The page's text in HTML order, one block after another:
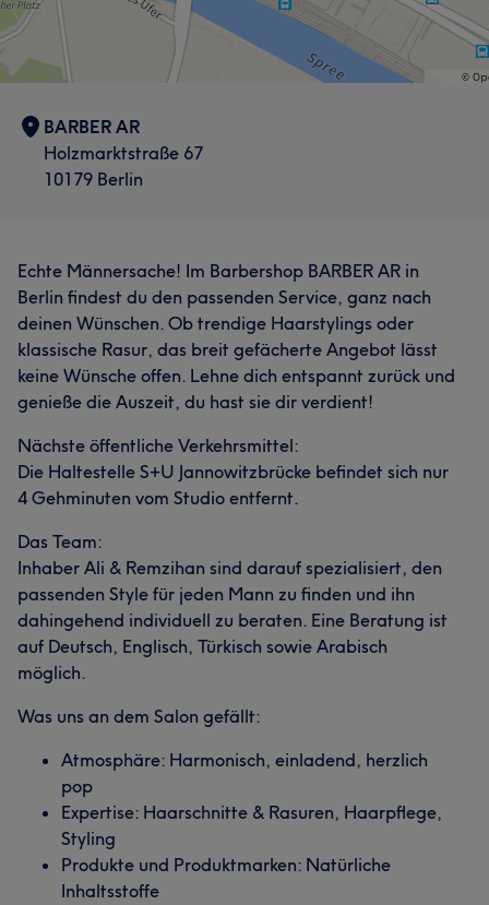
BARBER AR
Holzmarktstraße 67
10179 Berlin
Echte Männersache! Im Barbershop BARBER AR in
Berlin findest du den passenden Service, ganz nach
deinen Wünschen. Ob trendige Haarstylings oder
klassische Rasur, das breit gefächerte Angebot lässt
keine Wünsche offen. Lehne dich entspannt zurück und
genieße die Auszeit, du hast sie dir verdient!
Nächste öffentliche Verkehrsmittel:
Die Haltestelle S+U Jannowitzbrücke befindet sich nur
4 Gehminuten vom Studio entfernt.
Das Team:
Inhaber Ali & Remzihan sind darauf spezialisiert, den
passenden Style für jeden Mann zu finden und ihn
dahingehend individuell zu beraten. Eine Beratung ist
auf Deutsch, Englisch, Türkisch sowie Arabisch
möglich.
Was uns an dem Salon gefällt:
Atmosphäre: Harmonisch, einladend, herzlich
pop
Expertise: Haarschnitte & Rasuren, Haarpflege,
Styling
Produkte und Produktmarken: Natürliche
Inhaltsstoffe